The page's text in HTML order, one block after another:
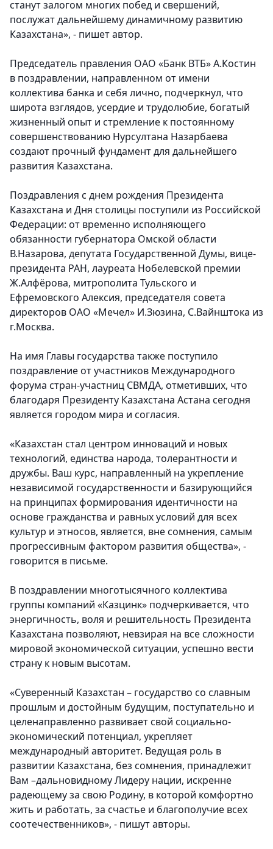
станут залогом многих побед и свершений,
послужат дальнейшему динамичному развитию
Казахстана», - пишет автор.
Председатель правления ОАО «Банк ВТБ» А.Костин
в поздравлении, направленном от имени
коллектива банка и себя лично, подчеркнул, что
широта взглядов, усердие и трудолюбие, богатый
жизненный опыт и стремление к постоянному
совершенствованию Нурсултана Назарбаева
создают прочный фундамент для дальнейшего
развития Казахстана.
Поздравления с днем рождения Президента
Казахстана и Дня столицы поступили из Российской
Федерации: от временно исполняющего
обязанности губернатора Омской области
В.Назарова, депутата Государственной Думы, вице-
президента РАН, лауреата Нобелевской премии
Ж.Алфёрова, митрополита Тульского и
Ефремовского Алексия, председателя совета
директоров ОАО «Мечел» И.Зюзина, С.Вайнштока из
г.Москва.
На имя Главы государства также поступило
поздравление от участников Международного
форума стран-участниц СВМДА, отметивших, что
благодаря Президенту Казахстана Астана сегодня
является городом мира и согласия.
«Казахстан стал центром инноваций и новых
технологий, единства народа, толерантности и
дружбы. Ваш курс, направленный на укрепление
независимой государственности и базирующийся
на принципах формирования идентичности на
основе гражданства и равных условий для всех
культур и этносов, является, вне сомнения, самым
прогрессивным фактором развития общества», -
говорится в письме.
В поздравлении многотысячного коллектива
группы компаний «Казцинк» подчеркивается, что
энергичность, воля и решительность Президента
Казахстана позволяют, невзирая на все сложности
мировой экономической ситуации, успешно вести
страну к новым высотам.
«Суверенный Казахстан – государство со славным
прошлым и достойным будущим, поступательно и
целенаправленно развивает свой социально-
экономический потенциал, укрепляет
международный авторитет. Ведущая роль в
развитии Казахстана, без сомнения, принадлежит
Вам –дальновидному Лидеру нации, искренне
радеющему за свою Родину, в которой комфортно
жить и работать, за счастье и благополучие всех
соотечественников», - пишут авторы.